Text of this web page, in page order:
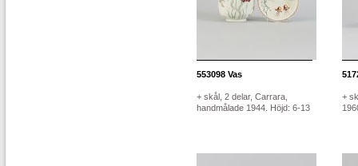
553098 Vas
+ skål, 2 delar, Carrara,
handmålade 1944. Höjd: 6-13
+